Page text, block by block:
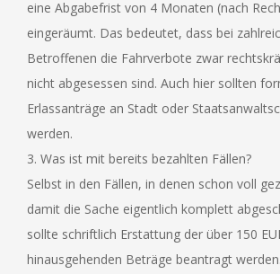
eine Abgabefrist von 4 Monaten (nach
eingeräumt. Das bedeutet, dass bei
Betroffenen die Fahrverbote zwar
nicht abgesessen sind. Auch hier sollten
Erlassanträge an Stadt oder
werden.
3. Was ist mit bereits bezahlten Fällen?
Selbst in den Fällen, in denen schon voll
damit die Sache eigentlich komplett
sollte schriftlich Erstattung der über 150
hinausgehenden Beträge beantragt